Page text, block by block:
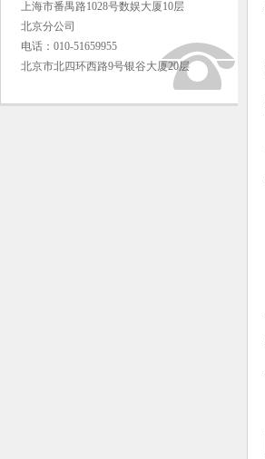
上海市番禺路1028号数娱大厦10层
北京分公司
电话：010-51659955
北京市北四环西路9号银谷大厦20层